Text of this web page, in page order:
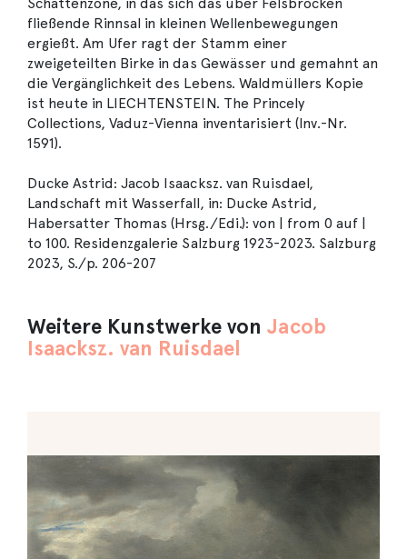
fließende Rinnsal in kleinen Wellenbewegungen
ergießt. Am Ufer ragt der Stamm einer
zweigeteilten Birke in das Gewässer und gemahnt an
die Vergänglichkeit des Lebens. Waldmüllers Kopie
ist heute in LIECHTENSTEIN. The Princely
Collections, Vaduz-Vienna inventarisiert (Inv.-Nr.
1591).
Ducke Astrid: Jacob Isaacksz. van Ruisdael,
Landschaft mit Wasserfall, in: Ducke Astrid,
Habersatter Thomas (Hrsg./Edi.): von | from 0 auf |
to 100. Residenzgalerie Salzburg 1923-2023. Salzburg
2023, S./p. 206-207
Weitere Kunstwerke vonJacob
Isaacksz. van Ruisdael